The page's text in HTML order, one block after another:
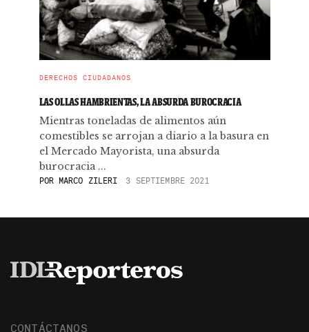
DERECHOS CIUDADANOS
LAS OLLAS HAMBRIENTAS, LA ABSURDA BUROCRACIA
Mientras toneladas de alimentos aún
comestibles se arrojan a diario a la basura en
el Mercado Mayorista, una absurda
burocracia ...
PORMARCO ZILERI 3 SEPTIEMBRE 2021
CONTÁCTANOS